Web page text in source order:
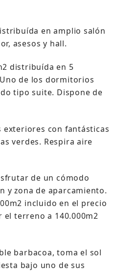
en amplio salón
asesos y hall.
distribuída en 5
Uno de los dormitorios
tipo suite. Dispone de
exteriores con fantásticas
verdes. Respira aire
de un cómodo
y zona de aparcamiento.
incluido en el precio
terreno a 140.000m2
barbacoa, toma el sol
bajo uno de sus